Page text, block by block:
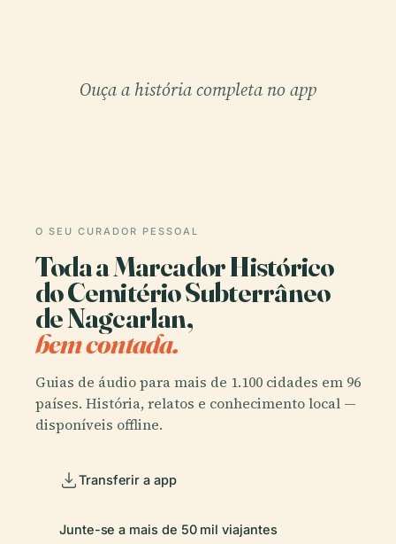
Ouça a história completa no app
O SEU CURADOR PESSOAL
Toda a Marcador Histórico
do Cemitério Subterrâneo
de Nagcarlan,
bem contada.
Guias de áudio para mais de 1.100 cidades em 96
países. História, relatos e conhecimento local —
disponíveis offline.
Transferir a app
Junte-se a mais de 50 mil viajantes